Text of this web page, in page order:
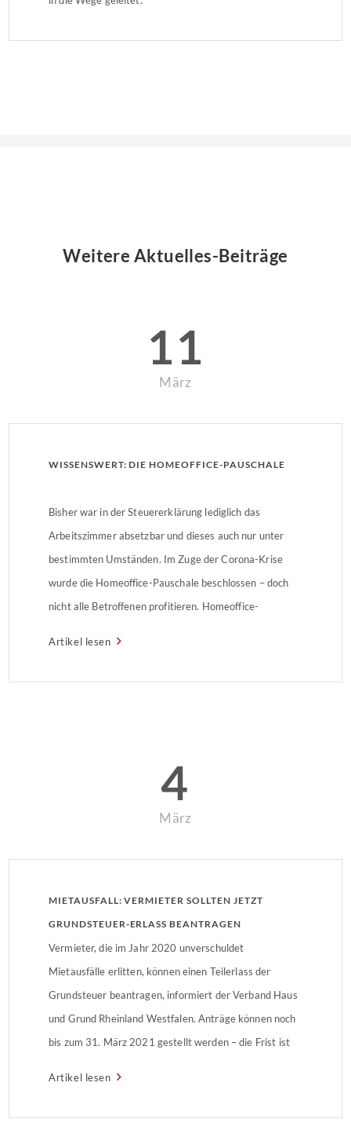
Weitere Aktuelles-Beiträge
11
März
WISSENSWERT: DIE HOMEOFFICE-PAUSCHALE
Bisher war in der Steuererklärung lediglich das
Arbeitszimmer absetzbar und dieses auch nur unter
bestimmten Umständen. Im Zuge der Corona-Krise
wurde die Homeoffice-Pauschale beschlossen – doch
nicht alle Betroffenen profitieren. Homeoffice-
Artikel lesen
4
März
MIETAUSFALL: VERMIETER SOLLTEN JETZT
GRUNDSTEUER-ERLASS BEANTRAGEN
Vermieter, die im Jahr 2020 unverschuldet
Mietausfälle erlitten, können einen Teilerlass der
Grundsteuer beantragen, informiert der Verband Haus
und Grund Rheinland Westfalen. Anträge können noch
bis zum 31. März 2021 gestellt werden – die Frist ist
Artikel lesen